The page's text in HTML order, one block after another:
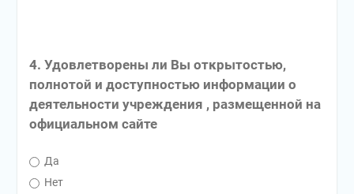
4. Удовлетворены ли Вы открытостью,
полнотой и доступностью информации о
деятельности учреждения , размещенной на
официальном сайте
Да
Нет